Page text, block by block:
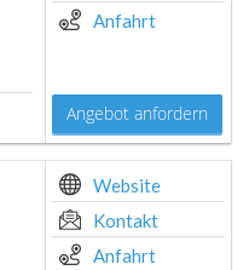
Anfahrt
Angebot anfordern
Website
Kontakt
Anfahrt